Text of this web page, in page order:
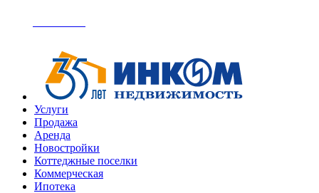
Услуги
Продажа
Аренда
Новостройки
Коттеджные поселки
Коммерческая
Ипотека